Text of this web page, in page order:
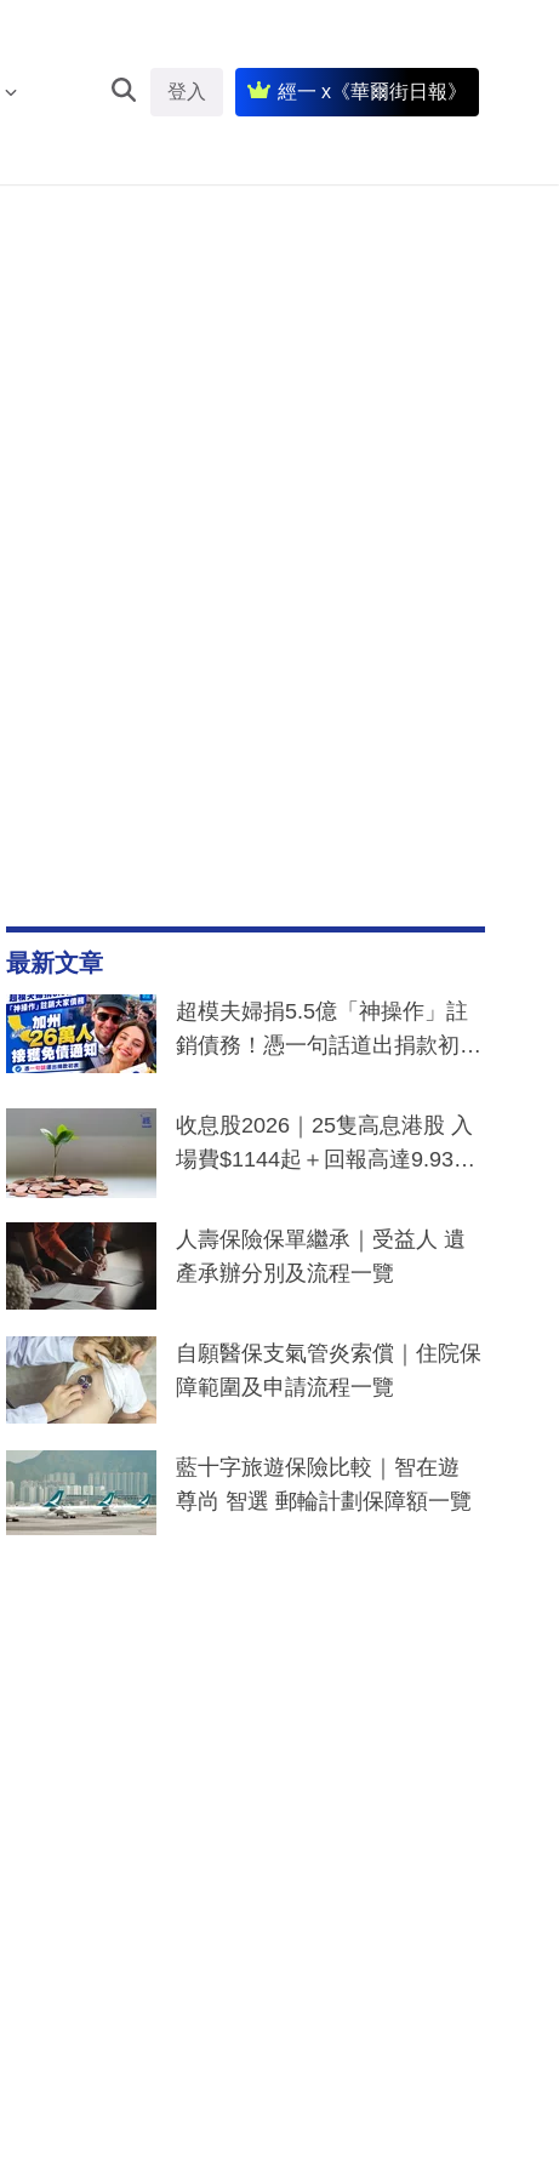
登入 經一 x《華爾街日報》
最新文章
超模夫婦捐5.5億「神操作」註
銷債務！憑一句話道出捐款初
一度被誤當詐騙手段
收息股2026｜25隻高息港股 入
場費$1144起＋回報高達9.93
人壽保險保單繼承｜受益人 遺
產承辦分別及流程一覽
自願醫保支氣管炎索償｜住院保
障範圍及申請流程一覽
藍十字旅遊保險比較｜智在遊
尊尚 智選 郵輪計劃保障額一覽